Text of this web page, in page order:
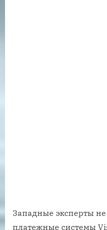
Западные эксперты
платежные системы